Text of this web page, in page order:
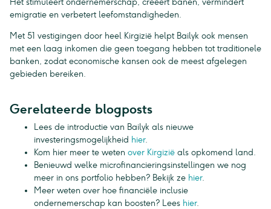
emigratie en verbetert leefomstandigheden.
Met 51 vestigingen door heel Kirgizië helpt Bailyk ook mensen
met een laag inkomen die geen toegang hebben tot traditionele
banken, zodat economische kansen ook de meest afgelegen
gebieden bereiken.
Gerelateerde blogposts
Lees de introductie van Bailyk als nieuwe
investeringsmogelijkheid hier.
Kom hier meer te weten over Kirgizië als opkomend land.
Benieuwd welke microfinancieringsinstellingen we nog
meer in ons portfolio hebben? Bekijk ze hier.
Meer weten over hoe financiële inclusie
ondernemerschap kan boosten? Lees hier.